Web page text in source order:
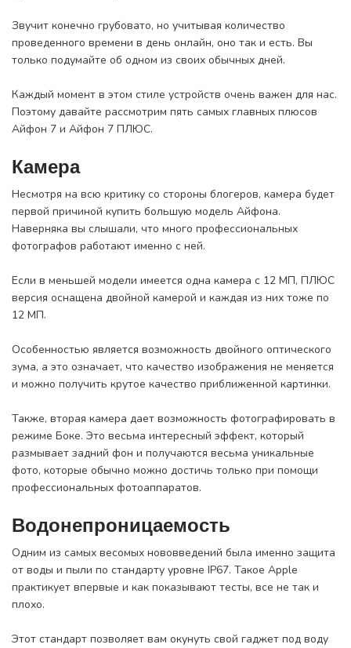
Звучит конечно грубовато, но учитывая количество
проведенного времени в день онлайн, оно так и есть. Вы
только подумайте об одном из своих обычных дней.
Каждый момент в этом стиле устройств очень важен для нас.
Поэтому давайте рассмотрим пять самых главных плюсов
Айфон 7 и Айфон 7 ПЛЮС.
Камера
Несмотря на всю критику со стороны блогеров, камера будет
первой причиной купить большую модель Айфона.
Наверняка вы слышали, что много профессиональных
фотографов работают именно с ней.
Если в меньшей модели имеется одна камера с 12 МП, ПЛЮС
версия оснащена двойной камерой и каждая из них тоже по
12 МП.
Особенностью является возможность двойного оптического
зума, а это означает, что качество изображения не меняется
и можно получить крутое качество приближенной картинки.
Также, вторая камера дает возможность фотографировать в
режиме Боке. Это весьма интересный эффект, который
размывает задний фон и получаются весьма уникальные
фото, которые обычно можно достичь только при помощи
профессиональных фотоаппаратов.
Водонепроницаемость
Одним из самых весомых нововведений была именно защита
от воды и пыли по стандарту уровне IP67. Такое Apple
практикует впервые и как показывают тесты, все не так и
плохо.
Этот стандарт позволяет вам окунуть свой гаджет под воду